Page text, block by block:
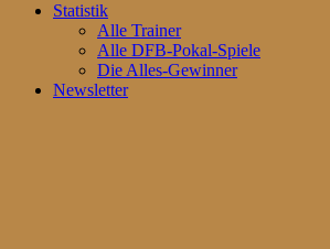
Statistik
Alle Trainer
Alle DFB-Pokal-Spiele
Die Alles-Gewinner
Newsletter